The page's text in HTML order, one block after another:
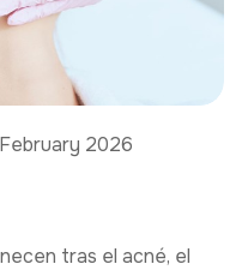
2026
tras el acné, el